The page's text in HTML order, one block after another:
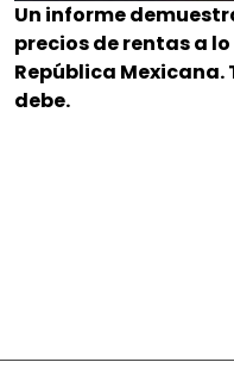
Un informe
precios de rentas a
República Mexicana.
debe.